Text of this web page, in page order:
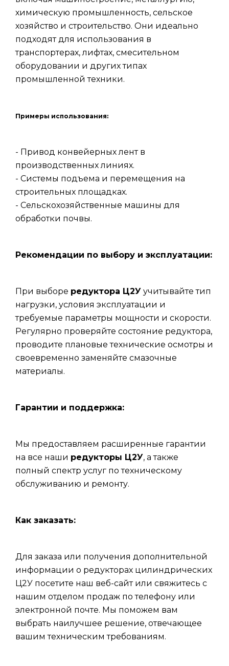
химическую промышленность, сельское
хозяйство и строительство. Они идеально
подходят для использования в
транспортерах, лифтах, смесительном
оборудовании и других типах
промышленной техники.
Примеры использования:
- Привод конвейерных лент в
производственных линиях.
- Системы подъема и перемещения на
строительных площадках.
- Сельскохозяйственные машины для
обработки почвы.
Рекомендации по выбору и эксплуатации:
При выборе редуктора Ц2У учитывайте тип
нагрузки, условия эксплуатации и
требуемые параметры мощности и скорости.
Регулярно проверяйте состояние редуктора,
проводите плановые технические осмотры и
своевременно заменяйте смазочные
материалы.
Гарантии и поддержка:
Мы предоставляем расширенные гарантии
на все наши редукторы Ц2У, а также
полный спектр услуг по техническому
обслуживанию и ремонту.
Как заказать:
Для заказа или получения дополнительной
информации о редукторах цилиндрических
Ц2У посетите наш веб-сайт или свяжитесь с
нашим отделом продаж по телефону или
электронной почте. Мы поможем вам
выбрать наилучшее решение, отвечающее
вашим техническим требованиям.